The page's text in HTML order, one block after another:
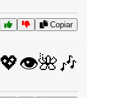
Copiar
💖👁️🌺🎶